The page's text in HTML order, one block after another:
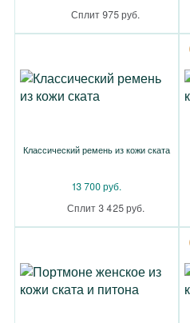
Сплит 975 руб.
Классический ремень из кожи ската
13 700 руб.
Сплит 3 425 руб.